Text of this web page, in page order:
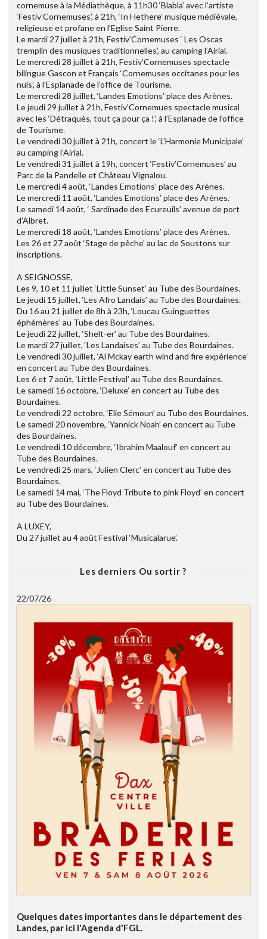
cornemuse à la Médiathèque, à 11h30 ‘Blabla’ avec l’artiste
‘Festiv’Cornemuses’, à 21h, ‘In Hethere’ musique médiévale,
religieuse et profane en l’Eglise Saint Pierre.
Le mardi 27 juillet à 21h, Festiv’Cornemuses ‘ Les Oscas
tremplin des musiques traditionnelles’, au camping l’Airial.
Le mercredi 28 juillet à 21h, Festiv’Cornemuses spectacle
bilingue Gascon et Français ‘Cornemuses occitanes pour les
nuls’, à l’Esplanade de l’office de Tourisme.
Le mercredi 28 juillet, ‘Landes Emotions’ place des Arènes.
Le jeudi 29 juillet à 21h, Festiv’Cornemues spectacle musical
avec les ‘Détraqués, tout ça pour ça !’, à l’Esplanade de l’office
de Tourisme.
Le vendredi 30 juillet à 21h, concert le ‘L’Harmonie Municipale’
au camping l’Airial.
Le vendredi 31 juillet à 19h, concert ‘Festiv’Cornemuses’ au
Parc de la Pandelle et Château Vignalou.
Le mercredi 4 août, ‘Landes Emotions’ place des Arènes.
Le mercredi 11 août, ‘Landes Emotions’ place des Arènes.
Le samedi 14 août, ‘ Sardinade des Ecureuils’ avenue de port
d’Albret.
Le mercredi 18 août, ‘Landes Emotions’ place des Arènes.
Les 26 et 27 août ‘Stage de pêche’ au lac de Soustons sur
inscriptions.
A SEIGNOSSE,
Les 9, 10 et 11 juillet ‘Little Sunset’ au Tube des Bourdaines.
Le jeudi 15 juillet, ‘Les Afro Landais’ au Tube des Bourdaines.
Du 16 au 21 juillet de 8h à 23h, ‘Loucau Guinguettes
éphémères’ au Tube des Bourdaines.
Le jeudi 22 juillet, ‘Shelt-er’ au Tube des Bourdaines.
Le mardi 27 juillet, ‘Les Landaises’ au Tube des Bourdaines.
Le vendredi 30 juillet, ‘Al Mckay earth wind and fire expérience’
en concert au Tube des Bourdaines.
Les 6 et 7 août, ‘Little Festival’ au Tube des Bourdaines.
Le samedi 16 octobre, ‘Deluxe’ en concert au Tube des
Bourdaines.
Le vendredi 22 octobre, ‘Elie Sémoun’ au Tube des Bourdaines.
Le samedi 20 novembre, ‘Yannick Noah’ en concert au Tube
des Bourdaines.
Le vendredi 10 décembre, ‘Ibrahim Maalouf’ en concert au
Tube des Bourdaines.
Le vendredi 25 mars, ‘Julien Clerc’ en concert au Tube des
Bourdaines.
Le samedi 14 mai, ‘The Floyd Tribute to pink Floyd’ en concert
au Tube des Bourdaines.
A LUXEY,
Du 27 juillet au 4 août Festival ‘Musicalarue’.
Les derniers Ou sortir ?
22/07/26
Quelques dates importantes dans le département des
Landes, par ici l'Agenda d'FGL.